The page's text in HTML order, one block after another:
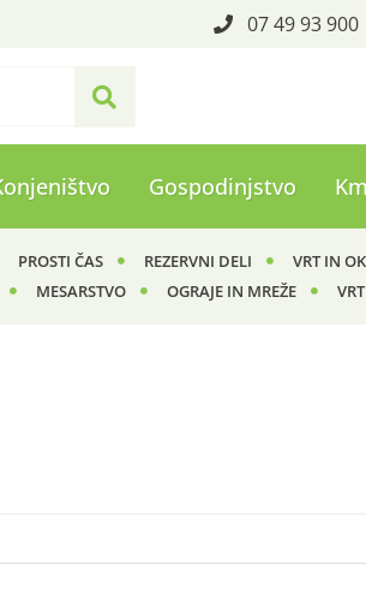
07 49 93 900
Gospodinjstvo
PROSTI ČAS REZERVNI DELI
VRT IN
MESARSTVO OGRAJE IN MREŽE